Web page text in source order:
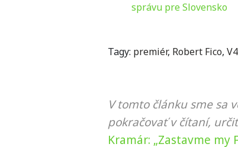
správu pre Slovensko
Tagy: premiér, Robert Fico, V4
V tomto článku sme sa
pokračovať v čítaní,
Kramár: „Zastavme my